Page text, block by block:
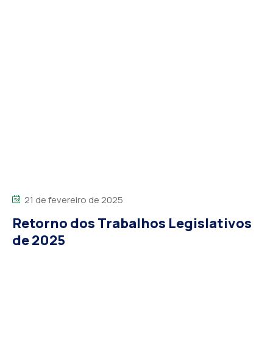
21 de fevereiro de 2025
Retorno dos Trabalhos Legislativos
de 2025